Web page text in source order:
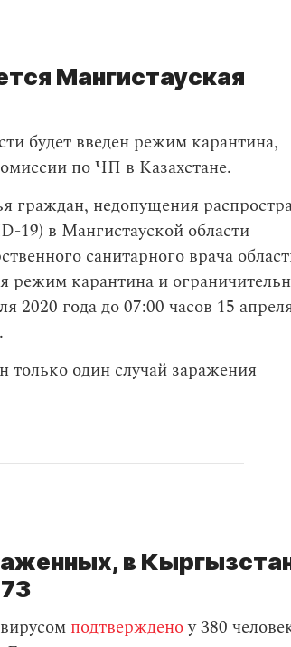
Мангистауская
будет введен режим карантина,
по ЧП в Казахстане.
граждан, недопущения
19) в Мангистауской области
санитарного врача
режим карантина и
2020 года до 07:00 часов 15
только один случай заражения
в
подтвержденоу 380